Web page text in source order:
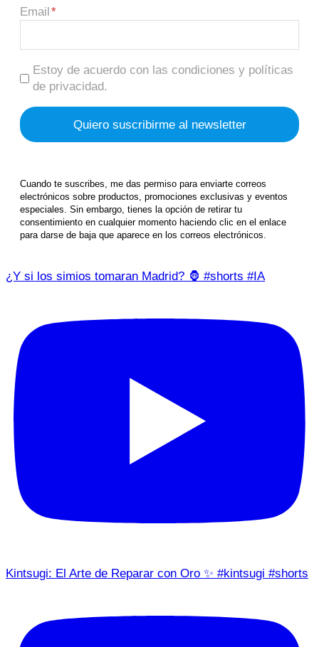
Email
Estoy de acuerdo con las condiciones y políticas
de privacidad.
Cuando te suscribes, me das permiso para enviarte correos
electrónicos sobre productos, promociones exclusivas y eventos
especiales. Sin embargo, tienes la opción de retirar tu
consentimiento en cualquier momento haciendo clic en el enlace
para darse de baja que aparece en los correos electrónicos.
¿Y si los simios tomaran Madrid? 🦍 #shorts #IA
Kintsugi: El Arte de Reparar con Oro ✨ #kintsugi #shorts